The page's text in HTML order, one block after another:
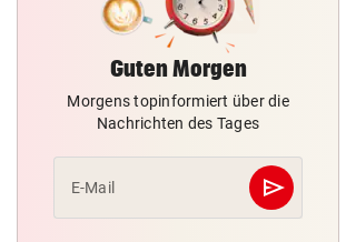
Guten Morgen
Morgens topinformiert über die
Nachrichten des Tages
E-Mail send
Abschicken